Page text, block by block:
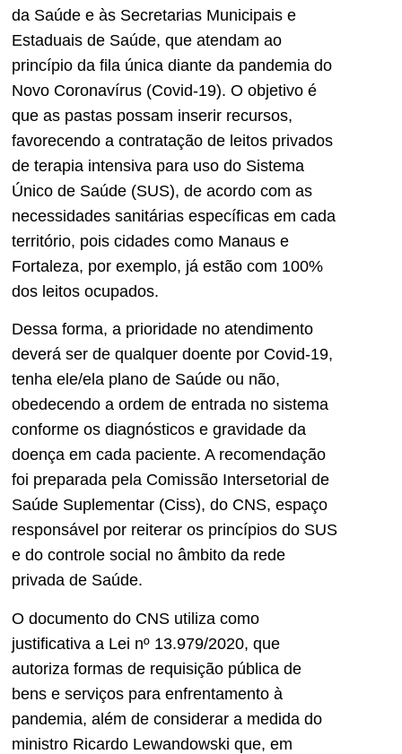
da Saúde e às Secretarias Municipais e
Estaduais de Saúde, que atendam ao
princípio da fila única diante da pandemia do
Novo Coronavírus (Covid-19). O objetivo é
que as pastas possam inserir recursos,
favorecendo a contratação de leitos privados
de terapia intensiva para uso do Sistema
Único de Saúde (SUS), de acordo com as
necessidades sanitárias específicas em cada
território, pois cidades como Manaus e
Fortaleza, por exemplo, já estão com 100%
dos leitos ocupados.
Dessa forma, a prioridade no atendimento
deverá ser de qualquer doente por Covid-19,
tenha ele/ela plano de Saúde ou não,
obedecendo a ordem de entrada no sistema
conforme os diagnósticos e gravidade da
doença em cada paciente. A recomendação
foi preparada pela Comissão Intersetorial de
Saúde Suplementar (Ciss), do CNS, espaço
responsável por reiterar os princípios do SUS
e do controle social no âmbito da rede
privada de Saúde.
O documento do CNS utiliza como
justificativa a Lei nº 13.979/2020, que
autoriza formas de requisição pública de
bens e serviços para enfrentamento à
pandemia, além de considerar a medida do
ministro Ricardo Lewandowski que, em